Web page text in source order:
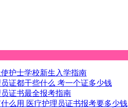
护士学校新生入学指南
证都干些什么 考一个证多少钱
证书最全报考指南
么用 医疗护理员证书报考要多少钱